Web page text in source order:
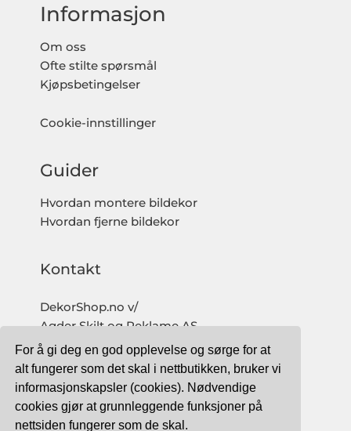
For å gi deg en god opplevelse og sørge for at
alt fungerer som det skal i nettbutikken, bruker vi
informasjonskapsler (cookies). Nødvendige
cookies gjør at grunnleggende funksjoner på
nettsiden fungerer som de skal.
Informasjon
Om oss
Ofte stilte spørsmål
Kjøpsbetingelser
Cookie-innstillinger
Guider
Hvordan montere bildekor
Hvordan fjerne bildekor
Kontakt
DekorShop.no v/
Agder Skilt og Reklame AS
Org. nr: 997 633 016 MVA
salg@dekorshop.no
Tlf: 959 32 123
09.00 - 16.00